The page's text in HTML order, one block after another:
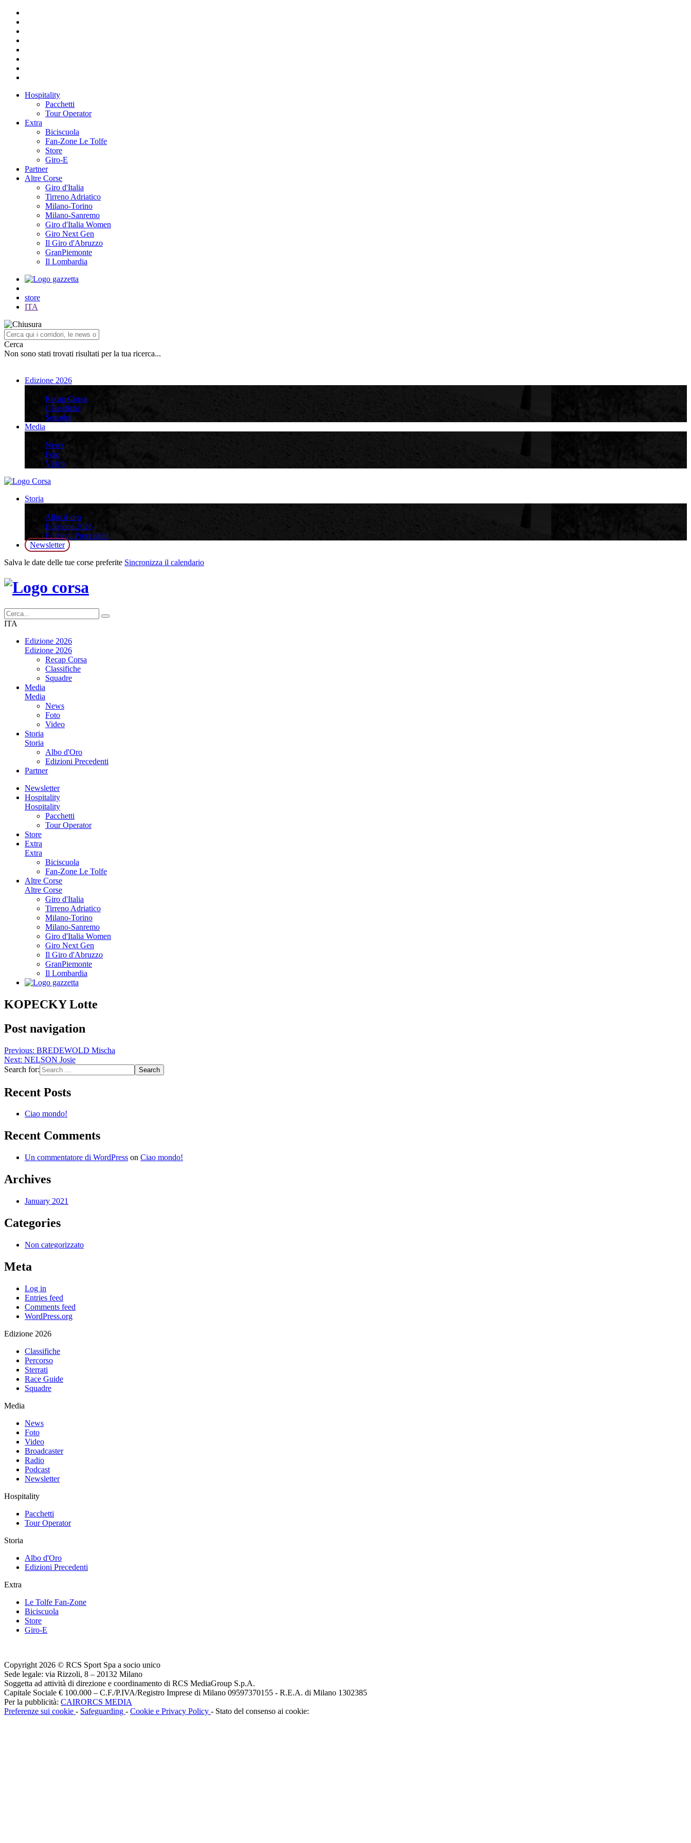
Hospitality
Pacchetti
Tour Operator
Extra
Biciscuola
Fan-Zone Le Tolfe
Store
Giro-E
Partner
Altre Corse
Giro d'Italia
Tirreno Adriatico
Milano-Torino
Milano-Sanremo
Giro d'Italia Women
Giro Next Gen
Il Giro d'Abruzzo
GranPiemonte
Il Lombardia
store
ITA
Cerca
Non sono stati trovati risultati per la tua ricerca...
Edizione 2026
Recap Corsa
Classifiche
Squadre
Media
News
Foto
Video
Storia
Albo d’oro
Edizione 2026
Edizioni Precedenti
Newsletter
Salva le date delle tue corse preferite Sincronizza il calendario
ITA
Edizione 2026
Edizione 2026
Recap Corsa
Classifiche
Squadre
Media
Media
News
Foto
Video
Storia
Storia
Albo d'Oro
Edizioni Precedenti
Partner
Newsletter
Hospitality
Hospitality
Pacchetti
Tour Operator
Store
Extra
Extra
Biciscuola
Fan-Zone Le Tolfe
Altre Corse
Altre Corse
Giro d'Italia
Tirreno Adriatico
Milano-Torino
Milano-Sanremo
Giro d'Italia Women
Giro Next Gen
Il Giro d'Abruzzo
GranPiemonte
Il Lombardia
KOPECKY Lotte
Post navigation
Previous: BREDEWOLD Mischa
Next: NELSON Josie
Search for:
Recent Posts
Ciao mondo!
Recent Comments
Un commentatore di WordPress on Ciao mondo!
Archives
January 2021
Categories
Non categorizzato
Meta
Log in
Entries feed
Comments feed
WordPress.org
Edizione 2026
Classifiche
Percorso
Sterrati
Race Guide
Squadre
Media
News
Foto
Video
Broadcaster
Radio
Podcast
Newsletter
Hospitality
Pacchetti
Tour Operator
Storia
Albo d'Oro
Edizioni Precedenti
Extra
Le Tolfe Fan-Zone
Biciscuola
Store
Giro-E
Copyright 2026 © RCS Sport Spa a socio unico
Sede legale: via Rizzoli, 8 – 20132 Milano
Soggetta ad attività di direzione e coordinamento di RCS MediaGroup S.p.A.
Capitale Sociale € 100.000 – C.F./P.IVA/Registro Imprese di Milano 09597370155 - R.E.A. di Milano 1302385
Per la pubblicità: CAIRORCS MEDIA
Preferenze sui cookie - Safeguarding - Cookie e Privacy Policy - Stato del consenso ai cookie: